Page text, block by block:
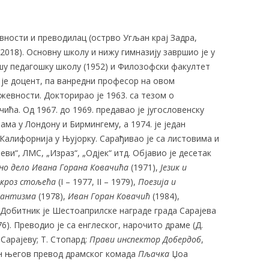
и преводилац (острво Угљан крај Задра,
Основну школу и нижу гимназију завршио је у
педагошку школу (1952) и Филозофски факултет
доцент, па ванредни професор на овом
Докторирао је 1963. са тезом о
Од 1967. до 1969. предавао је југословенску
у Лондону и Бирмингему, а 1974. је један
у Њујорку. Сарађивао је са листовима и
ЛMС, „Израз“, „Одјек“ итд. Објавио је десетак
дело Ивана Горана Ковачића (1971), Језик и
стољећа (I – 1977, II – 1979), Поезија и
(1978), Иван Горан Ковачић (1984),
је Шестоаприлске награде града Сарајева
Преводио је са енглеског, нарочито драме (Д.
Т. Стопард: Прави инспектор Добердоб,
његов превод драмског комада Пљачка Џоа